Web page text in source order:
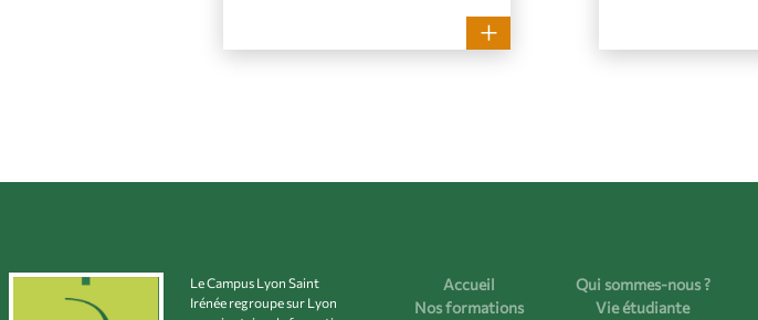
Le Campus Lyon Saint
Irénée regroupe sur Lyon
Accueil
Qui sommes-nous ?
Nos formations
Vie étudiante